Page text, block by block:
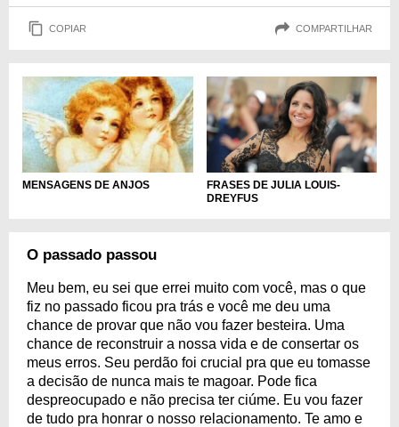
COPIAR COMPARTILHAR
MENSAGENS DE ANJOS
FRASES DE JULIA LOUIS-
DREYFUS
O passado passou
Meu bem, eu sei que errei muito com você, mas o que
fiz no passado ficou pra trás e você me deu uma
chance de provar que não vou fazer besteira. Uma
chance de reconstruir a nossa vida e de consertar os
meus erros. Seu perdão foi crucial pra que eu tomasse
a decisão de nunca mais te magoar. Pode fica
despreocupado e não precisa ter ciúme. Eu vou fazer
de tudo pra honrar o nosso relacionamento. Te amo e